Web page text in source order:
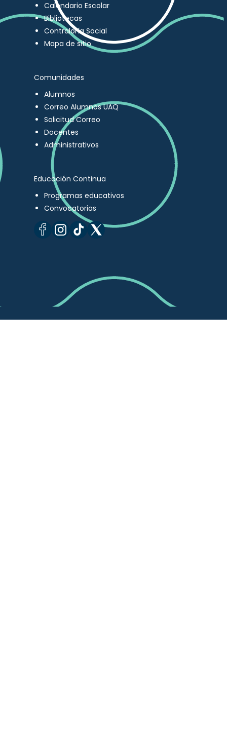
Calendario Escolar
Bibliotecas
Contraloría Social
Mapa de sitio
Comunidades
Alumnos
Correo Alumnos UAQ
Solicitud Correo
Docentes
Administrativos
Educación Continua
Programas educativos
Convocatorias